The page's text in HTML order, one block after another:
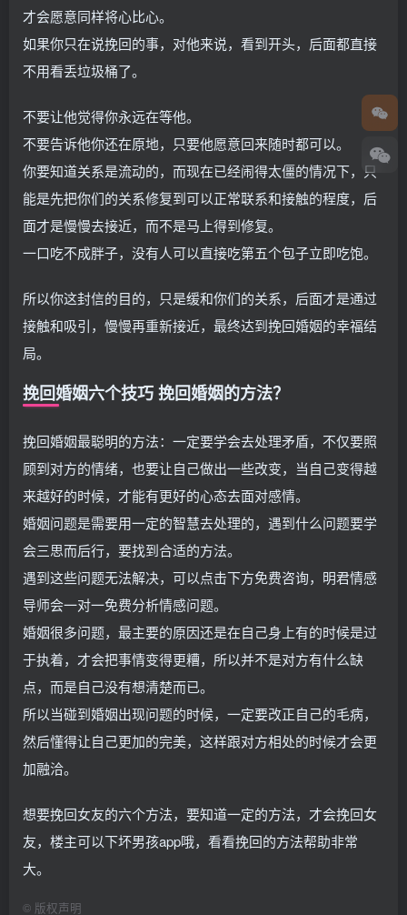
才会愿意同样将心比心。
如果你只在说挽回的事，对他来说，看到开头，后面都直接
不用看丢垃圾桶了。
不要让他觉得你永远在等他。
不要告诉他你还在原地，只要他愿意回来随时都可以。
你要知道关系是流动的，而现在已经闹得太僵的情况下，只
能是先把你们的关系修复到可以正常联系和接触的程度，后
面才是慢慢去接近，而不是马上得到修复。
一口吃不成胖子，没有人可以直接吃第五个包子立即吃饱。
所以你这封信的目的，只是缓和你们的关系，后面才是通过
接触和吸引，慢慢再重新接近，最终达到挽回婚姻的幸福结
局。
挽回婚姻六个技巧 挽回婚姻的方法？
挽回婚姻最聪明的方法：一定要学会去处理矛盾，不仅要照
顾到对方的情绪，也要让自己做出一些改变，当自己变得越
来越好的时候，才能有更好的心态去面对感情。
婚姻问题是需要用一定的智慧去处理的，遇到什么问题要学
会三思而后行，要找到合适的方法。
遇到这些问题无法解决，可以点击下方免费咨询，明君情感
导师会一对一免费分析情感问题。
婚姻很多问题，最主要的原因还是在自己身上有的时候是过
于执着，才会把事情变得更糟，所以并不是对方有什么缺
点，而是自己没有想清楚而已。
所以当碰到婚姻出现问题的时候，一定要改正自己的毛病，
然后懂得让自己更加的完美，这样跟对方相处的时候才会更
加融洽。
想要挽回女友的六个方法，要知道一定的方法，才会挽回女
友，楼主可以下坏男孩app哦，看看挽回的方法帮助非常
大。
© 版权声明